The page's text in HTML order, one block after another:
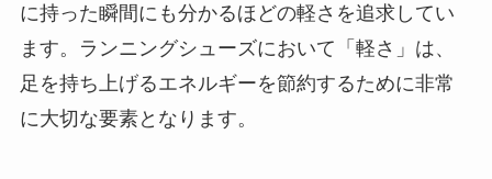
に持った瞬間にも分かるほどの軽さを追求してい
ます。ランニングシューズにおいて「軽さ」は、
足を持ち上げるエネルギーを節約するために非常
に大切な要素となります。